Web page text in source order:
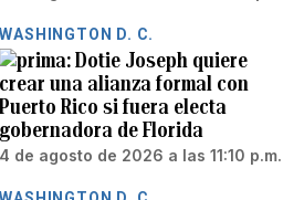
WASHINGTON D. C.
Dotie Joseph quiere
crear una alianza formal con
Puerto Rico si fuera electa
gobernadora de Florida
4 de agosto de 2026 a las 11:10 p.m.